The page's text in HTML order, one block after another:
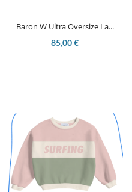
Baron W Ultra Oversize La...
85,00 €